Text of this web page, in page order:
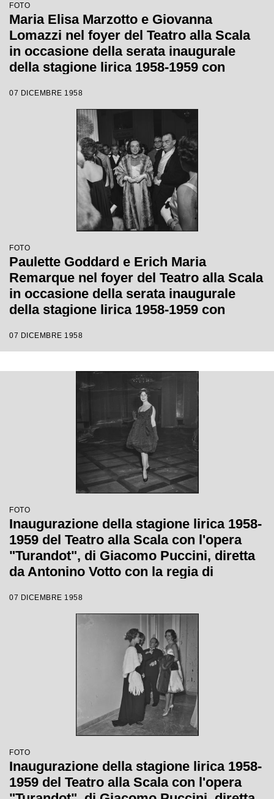
FOTO
Maria Elisa Marzotto e Giovanna
Lomazzi nel foyer del Teatro alla Scala
in occasione della serata inaugurale
della stagione lirica 1958-1959 con
diretta da Antonino Votto con la regia di
Margherita Wallmann
07 DICEMBRE 1958
FOTO
Paulette Goddard e Erich Maria
Remarque nel foyer del Teatro alla Scala
in occasione della serata inaugurale
della stagione lirica 1958-1959 con
diretta da Antonino Votto con la regia di
07 DICEMBRE 1958
FOTO
Inaugurazione della stagione lirica 1958-
1959 del Teatro alla Scala con l'opera
"Turandot", di Giacomo Puccini, diretta
da Antonino Votto con la regia di
07 DICEMBRE 1958
FOTO
Inaugurazione della stagione lirica 1958-
1959 del Teatro alla Scala con l'opera